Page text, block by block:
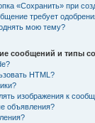
«Сохранить» при
требует
мою тему?
сообщений и типы
HTML?
изображения к
объявления?